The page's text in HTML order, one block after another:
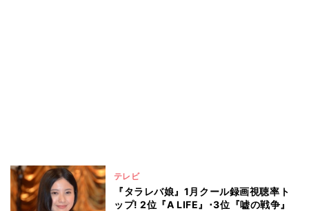
テレビ
『タラレバ娘』1月クール録画視聴率ト
ップ! 2位『A LIFE』･3位『嘘の戦争』